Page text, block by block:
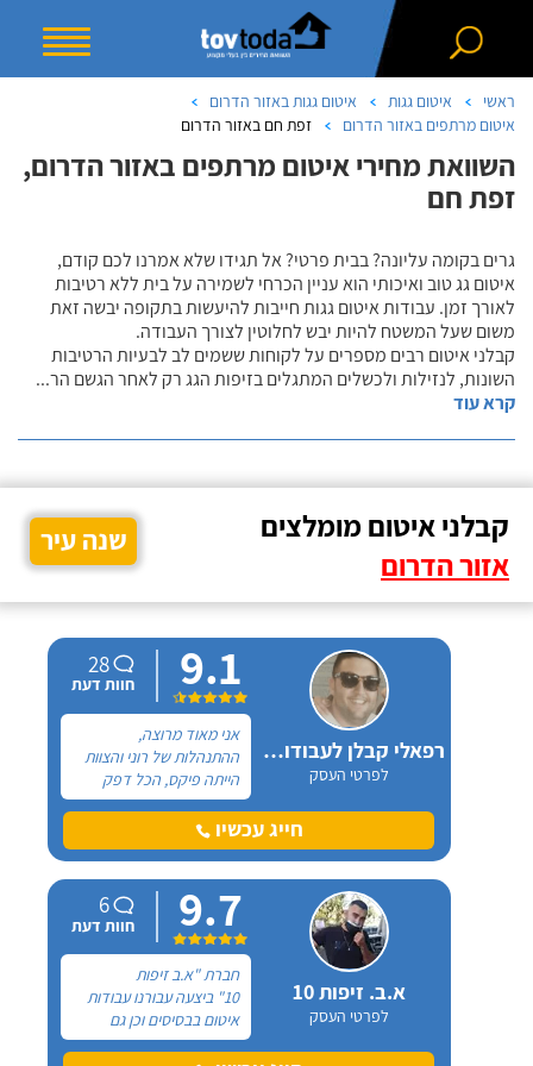
ראשי איטום גגות
איטום גגות באזור הדרום
איטום מרתפים באזור הדרום
זפת חם באזור הדרום
השוואת מחירי איטום מרתפים באזור הדרום,
זפת חם
גרים בקומה עליונה? בבית פרטי? אל תגידו שלא אמרנו לכם קודם,
איטום גג טוב ואיכותי הוא עניין הכרחי לשמירה על בית ללא רטיבות
לאורך זמן. עבודות איטום גגות חייבות להיעשות בתקופה יבשה זאת
משום שעל המשטח להיות יבש לחלוטין לצורך העבודה.
קבלני איטום רבים מספרים על לקוחות ששמים לב לבעיות הרטיבות
השונות, לנזילות ולכשלים המתגלים בזיפות הגג רק לאחר הגשם הר...
קרא עוד
קבלני איטום מומלצים
אזור הדרום
שנה עיר
רפאלי קבלן לעבודות איטום
לפרטי העסק
9.1
28
חוות דעת
אני מאוד מרוצה,
ההתנהלות של רוני והצוות
הייתה פיקס, הכל דפק
ותקתק כמו שעון! מדובר
בגג בית-פרטי שבחלקו
התעוררו בעיות של נזילות
שתבצע תיקוני איטום קיים.
חייג עכשיו
א.ב. זיפות 10
לפרטי העסק
9.7
6
חוות דעת
חברת "א.ב זיפות
10" ביצעה עבורנו עבודות
איטום בבסיסים וכן גם
באתרים ממשלתיים, הם